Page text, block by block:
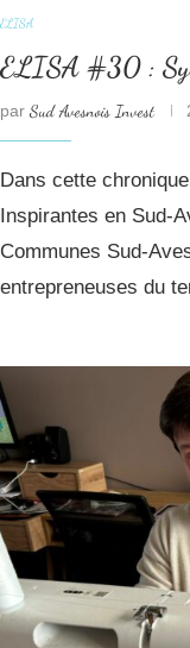
ELISA
ELISA #30 :
par Sud Avesnois Invest
Dans cette
Inspirantes en Sud-
Communes Sud-
entrepreneuses du